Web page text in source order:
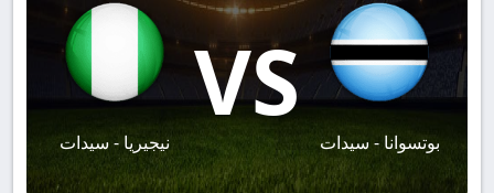
بوتسوانا - سيدات
VS
نيجيريا - سيدات